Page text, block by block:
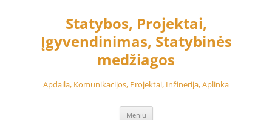
Statybos, Projektai,
Įgyvendinimas, Statybinės
medžiagos
Apdaila, Komunikacijos, Projektai, Inžinerija, Aplinka
Meniu